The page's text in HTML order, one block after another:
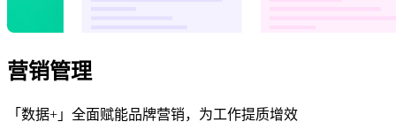
营销管理
「数据+」全面赋能品牌营销，为工作提质增效